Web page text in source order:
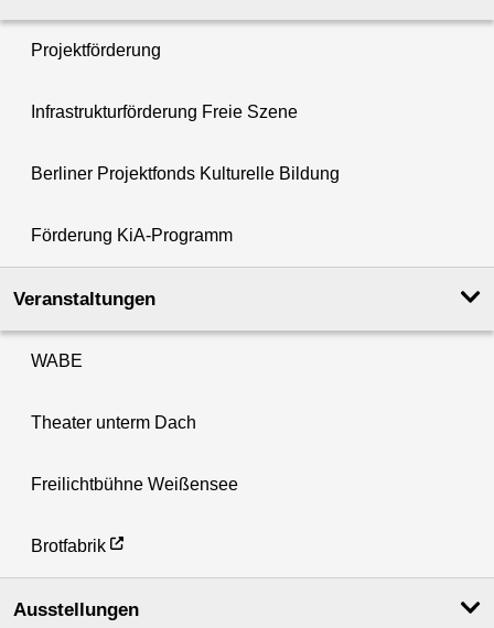
Projektförderung
Infrastrukturförderung Freie Szene
Berliner Projektfonds Kulturelle Bildung
Förderung KiA-Programm
Veranstaltungen
WABE
Theater unterm Dach
Freilichtbühne Weißensee
Brotfabrik
Ausstellungen